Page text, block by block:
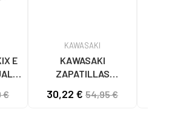
E
€
KAWASAKI
KAWASAKI
ZAPATILLAS
CANVAS K192495
30,22 € 54,95 €